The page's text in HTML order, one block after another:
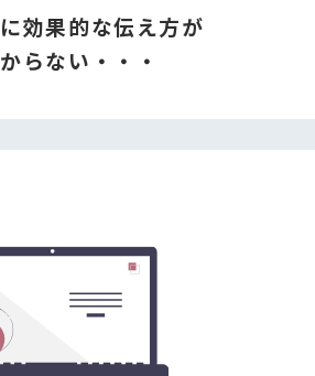
効果的な伝え方が
らない・・・